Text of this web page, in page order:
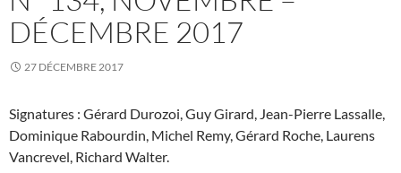
DÉCEMBRE 2017
27 DÉCEMBRE 2017
Signatures : Gérard Durozoi, Guy Girard, Jean-Pierre Lassalle,
Dominique Rabourdin, Michel Remy, Gérard Roche, Laurens
Vancrevel, Richard Walter.